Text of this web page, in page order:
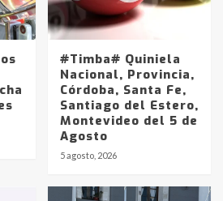
#Timba# Quiniela
Nacional, Provincia,
Córdoba, Santa Fe,
Santiago del Estero,
Montevideo del 5 de
Agosto
5 agosto, 2026
de los adolescentes
que fueron
del lunes